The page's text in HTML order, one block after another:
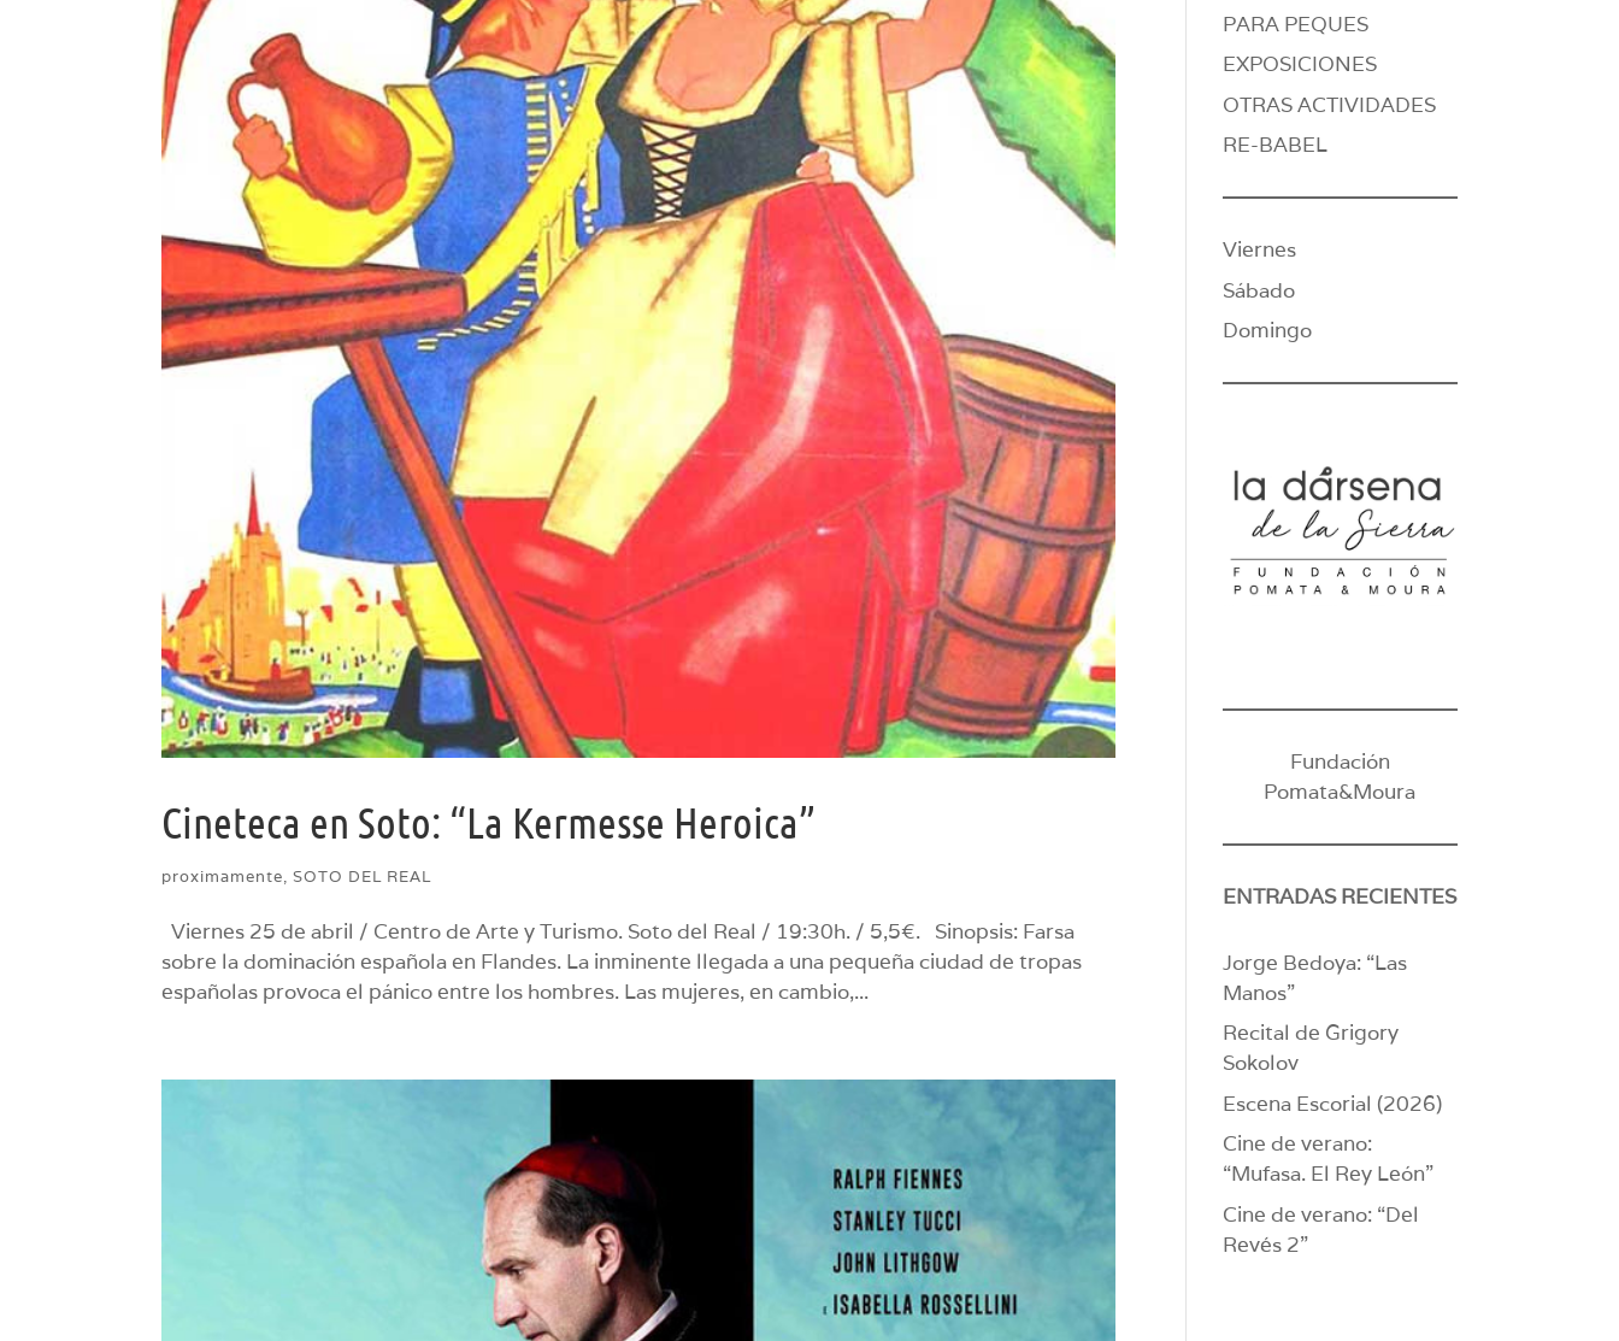
Cineteca en Soto: “La Kermesse Heroica”
proximamente,SOTO DEL REAL
Viernes 25 de abril / Centro de Arte y Turismo. Soto del Real / 19:30h. / 5,5€. Sinopsis: Farsa
sobre la dominación española en Flandes. La inminente llegada a una pequeña ciudad de tropas
españolas provoca el pánico entre los hombres. Las mujeres, en cambio,...
PARA PEQUES
EXPOSICIONES
OTRAS ACTIVIDADES
RE-BABEL
Viernes
Sábado
Domingo
Fundación
Pomata&Moura
ENTRADAS RECIENTES
Jorge Bedoya: “Las
Manos”
Recital de Grigory
Sokolov
Escena Escorial (2026)
Cine de verano:
“Mufasa. El Rey León”
Cine de verano: “Del
Revés 2”